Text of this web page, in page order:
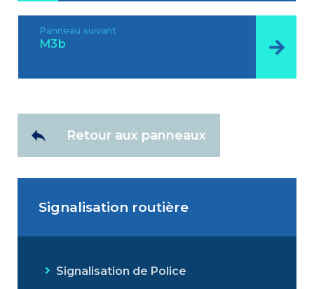
Panneau suivant
M3b
Retour aux panneaux
Signalisation routière
Signalisation de Police